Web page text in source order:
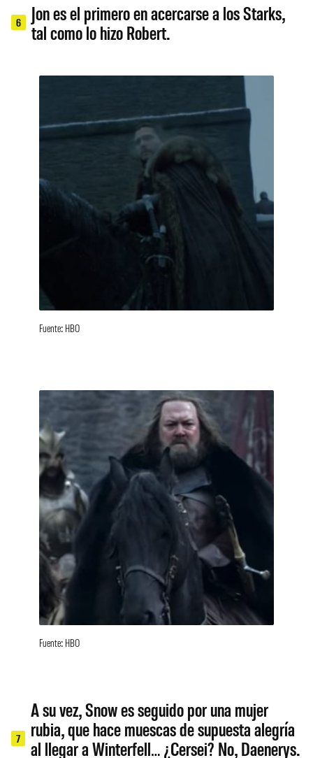
6
Jon es el primero en acercarse a los Starks,
tal como lo hizo Robert.
Fuente: HBO
Fuente: HBO
7
A su vez, Snow es seguido por una mujer
rubia, que hace muescas de supuesta alegría
al llegar a Winterfell… ¿Cersei? No, Daenerys.